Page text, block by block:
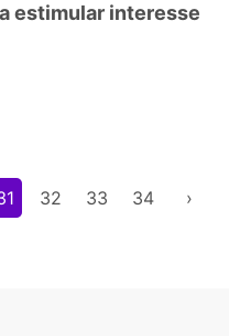
estimular interesse
32 33 34 ›